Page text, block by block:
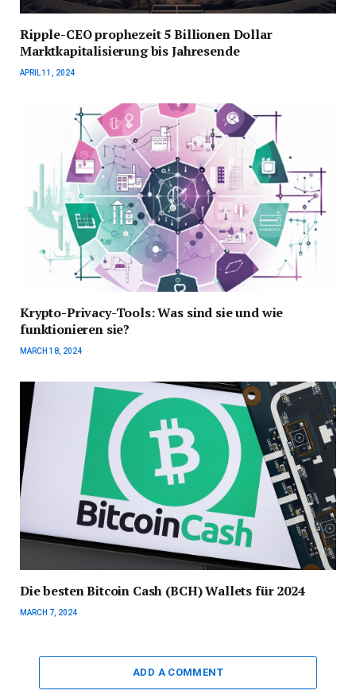
Ripple-CEO prophezeit 5 Billionen Dollar
Marktkapitalisierung bis Jahresende
APRIL 11, 2024
Krypto-Privacy-Tools: Was sind sie und wie
funktionieren sie?
MARCH 18, 2024
Die besten Bitcoin Cash (BCH) Wallets für 2024
MARCH 7, 2024
ADD A COMMENT